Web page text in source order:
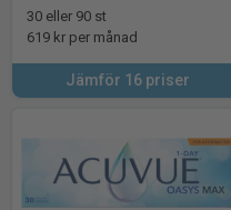
30 eller 90 st
619 kr per månad
Jämför 16 priser